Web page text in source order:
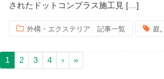
されたドットコンプラス施工見 […]
外構・エクステリア 記事一覧 庭
1 2 3 4 › »